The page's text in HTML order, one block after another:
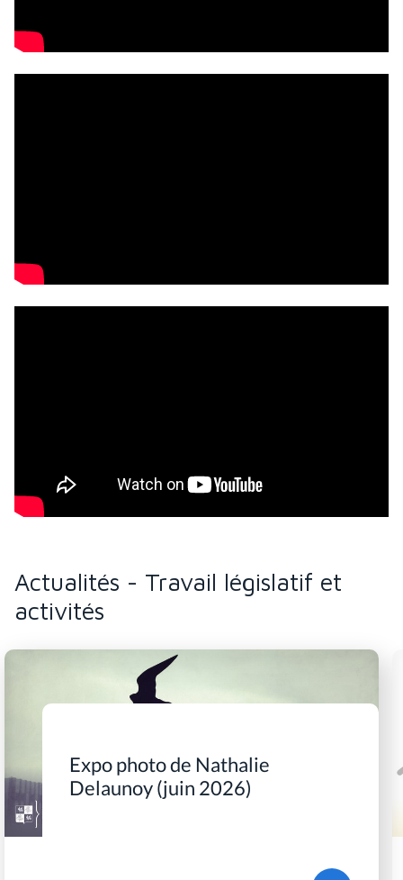
Actualités - Travail législatif et
activités
Expo photo de Nathalie
Delaunoy (juin 2026)